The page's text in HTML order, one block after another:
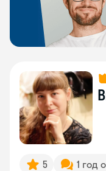
5 1 год